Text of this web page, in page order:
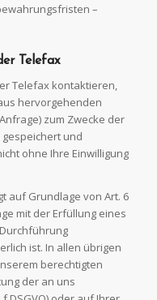
–
Telefax
Telefax kontaktieren,
hervorgehenden
zum Zwecke der
und
ohne Ihre Einwilligung
auf Grundlage von Art. 6
mit der Erfüllung eines
ist. In allen übrigen
berechtigten
der an uns